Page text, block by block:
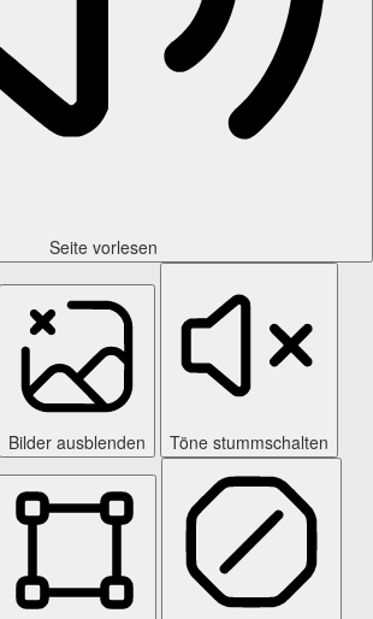
Seite vorlesen
Bilder ausblenden Töne stummschalten